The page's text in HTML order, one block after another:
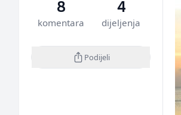
8
komentara
4
dijeljenja
Podijeli